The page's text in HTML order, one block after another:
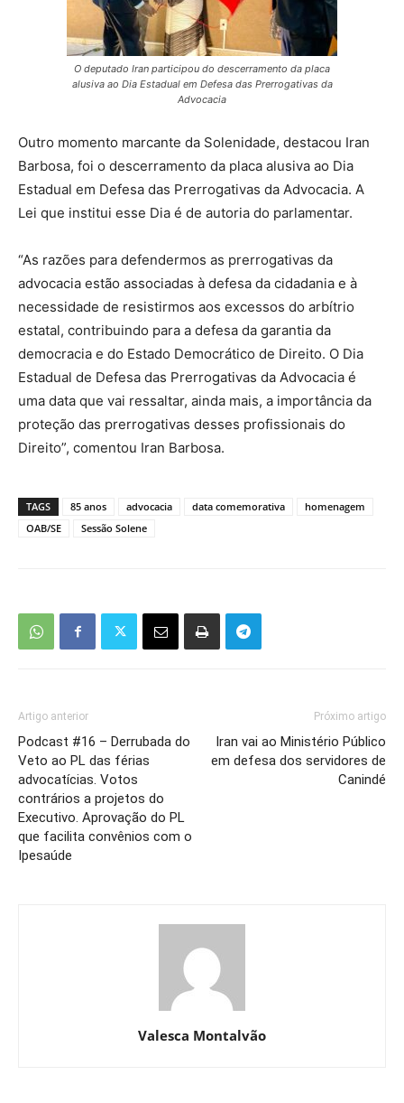
O deputado Iran participou do descerramento da placa
alusiva ao Dia Estadual em Defesa das Prerrogativas da
Advocacia
Outro momento marcante da Solenidade, destacou Iran
Barbosa, foi o descerramento da placa alusiva ao Dia
Estadual em Defesa das Prerrogativas da Advocacia. A
Lei que institui esse Dia é de autoria do parlamentar.
“As razões para defendermos as prerrogativas da
advocacia estão associadas à defesa da cidadania e à
necessidade de resistirmos aos excessos do arbítrio
estatal, contribuindo para a defesa da garantia da
democracia e do Estado Democrático de Direito. O Dia
Estadual de Defesa das Prerrogativas da Advocacia é
uma data que vai ressaltar, ainda mais, a importância da
proteção das prerrogativas desses profissionais do
Direito”, comentou Iran Barbosa.
TAGS 85 anos advocacia data comemorativa
homenagem
OAB/SE
Sessão Solene
Artigo anterior
Podcast #16 – Derrubada do
Veto ao PL das férias
advocatícias. Votos
contrários a projetos do
Executivo. Aprovação do PL
que facilita convênios com o
Ipesaúde
Próximo artigo
Iran vai ao Ministério Público
em defesa dos servidores de
Canindé
Valesca Montalvão